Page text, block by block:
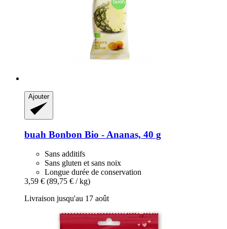
Ajouter
buah Bonbon Bio -​ Ananas, 40 g
Sans additifs
Sans gluten et sans noix
Longue durée de conservation
3,59 € (89,75 € / kg)
Livraison jusqu'au 17 août